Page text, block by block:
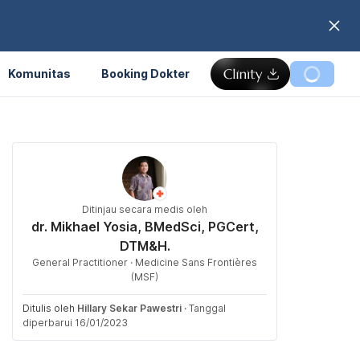
Komunitas Booking Dokter
Ditinjau secara medis oleh
dr. Mikhael Yosia, BMedSci, PGCert,
DTM&H.
General Practitioner · Medicine Sans Frontières
(MSF)
Ditulis oleh Hillary Sekar Pawestri · Tanggal
diperbarui 16/01/2023